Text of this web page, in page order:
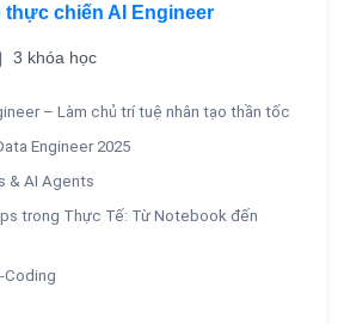
thực chiến AI Engineer
3 khóa học
– Làm chủ trí tuệ nhân tạo thần tốc
Engineer 2025
& AI Agents
trong Thực Tế: Từ Notebook đến
Coding